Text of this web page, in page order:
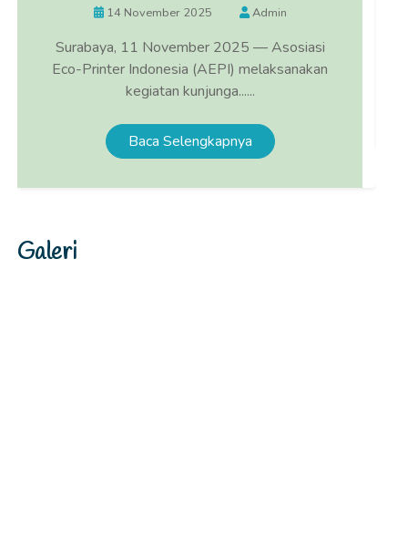
14 November 2025 Admin
Surabaya, 11 November 2025 — Asosiasi
Eco-Printer Indonesia (AEPI) melaksanakan
kegiatan kunjunga......
Baca Selengkapnya
Galeri